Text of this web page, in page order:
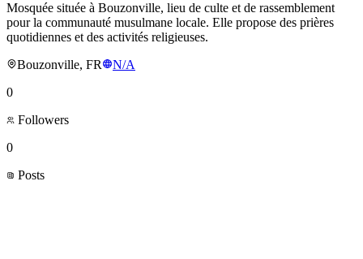
Mosquée située à Bouzonville, lieu de culte et de rassemblement
pour la communauté musulmane locale. Elle propose des prières
quotidiennes et des activités religieuses.
Bouzonville, FR
N/A
0
Followers
0
Posts